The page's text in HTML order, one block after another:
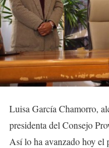
Luisa García Chamorro,
presidenta del Consejo
Así lo ha avanzado hoy el